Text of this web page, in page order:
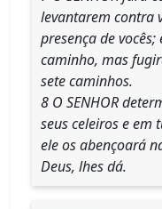
levantarem contra
presença de
caminho, mas
sete caminhos.
8 O SENHOR
seus celeiros e em
ele os abençoará
Deus, lhes dá.